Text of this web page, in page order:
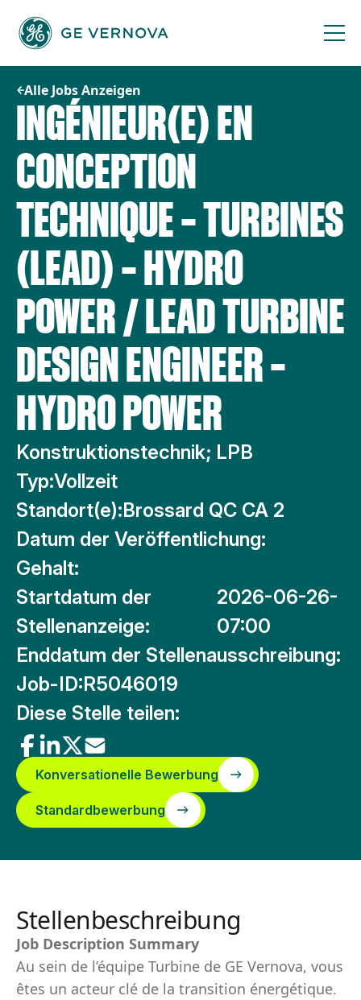
Inhalt
springen
Alle Jobs Anzeigen
INGÉNIEUR(E) EN
CONCEPTION
TECHNIQUE – TURBINES
(LEAD) – HYDRO
POWER / LEAD TURBINE
DESIGN ENGINEER –
HYDRO POWER
Konstruktionstechnik; LPB
Typ:Vollzeit
Standort(e):Brossard QC CA 2
Datum der Veröffentlichung:
Gehalt:
Startdatum der
Stellenanzeige:
2026-06-26-
07:00
Enddatum der Stellenausschreibung:
Job-ID:R5046019
Diese Stelle teilen:
Konversationelle Bewerbung
Standardbewerbung
Stellenbeschreibung
Job Description Summary
Au sein de l’équipe Turbine de GE Vernova, vous
êtes un acteur clé de la transition énergétique.